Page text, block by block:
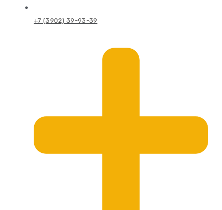
+7 (3902) 39-93-39